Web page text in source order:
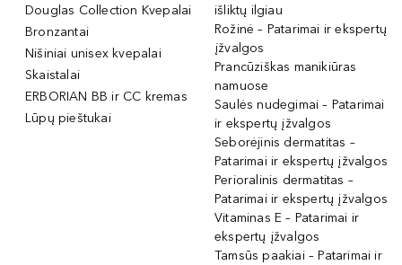
Douglas Collection Kvepalai
Bronzantai
Nišiniai unisex kvepalai
Skaistalai
ERBORIAN BB ir CC kremas
Lūpų pieštukai
išliktų ilgiau
Rožinė – Patarimai ir ekspertų
įžvalgos
Prancūziškas manikiūras
namuose
Saulės nudegimai – Patarimai
ir ekspertų įžvalgos
Seborėjinis dermatitas –
Patarimai ir ekspertų įžvalgos
Perioralinis dermatitas –
Patarimai ir ekspertų įžvalgos
Vitaminas E – Patarimai ir
ekspertų įžvalgos
Tamsūs paakiai – Patarimai ir